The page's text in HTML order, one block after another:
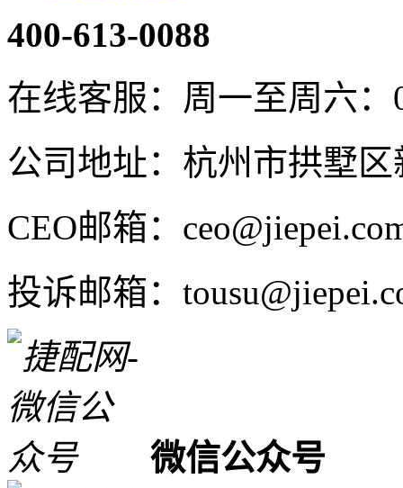
400-613-0088
在线客服：周一至周六：
公司地址：杭州市拱墅
CEO邮箱：
投诉邮箱：
微信公众号